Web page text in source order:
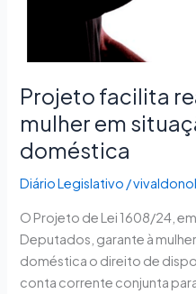
Projeto facilita
mulher em
doméstica
Diário Legislativo /
O Projeto de Lei 1608/24,
Deputados, garante à
doméstica o direito de
conta corrente conjunta
doméstica